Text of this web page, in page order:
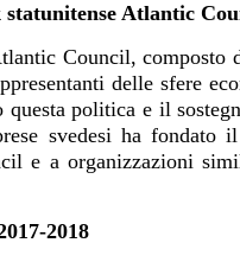
Atlantic
Council, composto
delle sfere
politica e il
svedesi ha fondato
e a organizzazioni
2018